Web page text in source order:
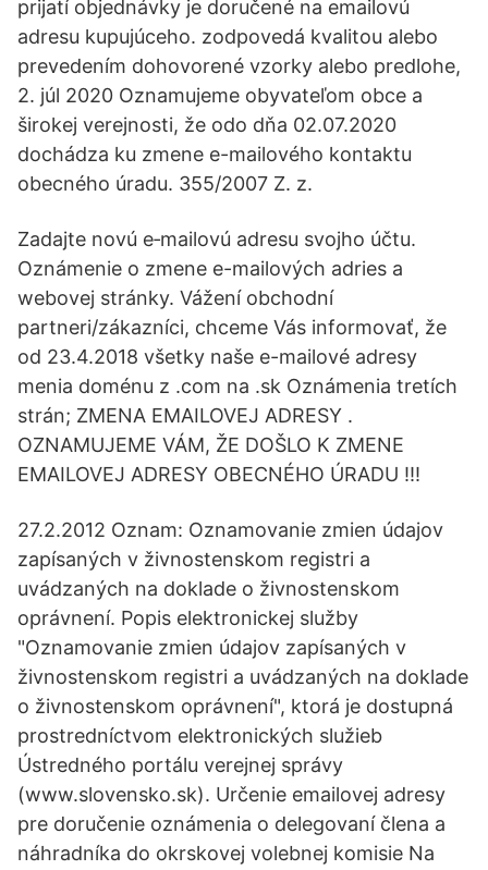
prijatí objednávky je doručené na emailovú
adresu kupujúceho. zodpovedá kvalitou alebo
prevedením dohovorené vzorky alebo predlohe,
2. júl 2020 Oznamujeme obyvateľom obce a
širokej verejnosti, že odo dňa 02.07.2020
dochádza ku zmene e-mailového kontaktu
obecného úradu. 355/2007 Z. z.
Zadajte novú e‑mailovú adresu svojho účtu.
Oznámenie o zmene e-mailových adries a
webovej stránky. Vážení obchodní
partneri/zákazníci, chceme Vás informovať, že
od 23.4.2018 všetky naše e-mailové adresy
menia doménu z .com na .sk Oznámenia tretích
strán; ZMENA EMAILOVEJ ADRESY .
OZNAMUJEME VÁM, ŽE DOŠLO K ZMENE
EMAILOVEJ ADRESY OBECNÉHO ÚRADU !!!
27.2.2012 Oznam: Oznamovanie zmien údajov
zapísaných v živnostenskom registri a
uvádzaných na doklade o živnostenskom
oprávnení. Popis elektronickej služby
"Oznamovanie zmien údajov zapísaných v
živnostenskom registri a uvádzaných na doklade
o živnostenskom oprávnení", ktorá je dostupná
prostredníctvom elektronických služieb
Ústredného portálu verejnej správy
(www.slovensko.sk). Určenie emailovej adresy
pre doručenie oznámenia o delegovaní člena a
náhradníka do okrskovej volebnej komisie Na